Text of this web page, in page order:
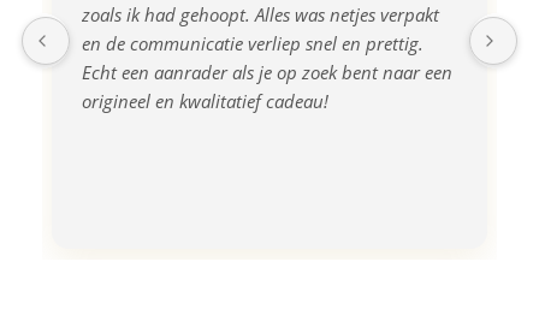
zoals ik had gehoopt. Alles was netjes verpakt
en de communicatie verliep snel en prettig.
Echt een aanrader als je op zoek bent naar een
origineel en kwalitatief cadeau!